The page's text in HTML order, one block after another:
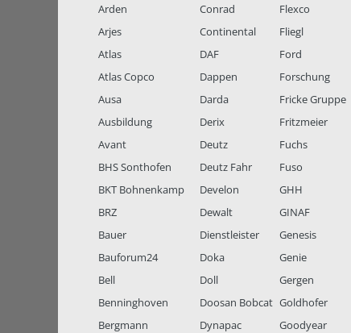
Arden
Arjes
Atlas
Atlas Copco
Ausa
Ausbildung
Avant
BHS Sonthofen
BKT Bohnenkamp
BRZ
Bauer
Bauforum24
Bell
Benninghoven
Bergmann
Conrad
Continental
DAF
Dappen
Darda
Derix
Deutz
Deutz Fahr
Develon
Dewalt
Dienstleister
Doka
Doll
Doosan Bobcat
Dynapac
Flexco
Fliegl
Ford
Forschung
Fricke Gruppe
Fritzmeier
Fuchs
Fuso
GHH
GINAF
Genesis
Genie
Gergen
Goldhofer
Goodyear